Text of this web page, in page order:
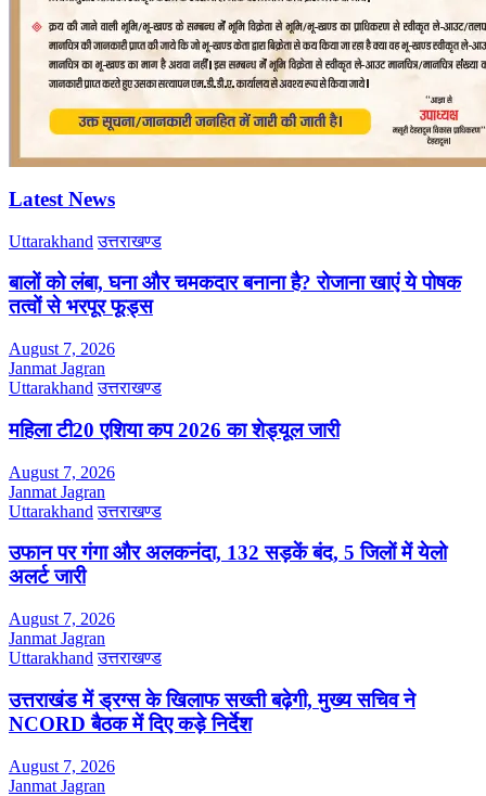
Latest News
Uttarakhand उत्तराखण्ड
बालों को लंबा, घना और चमकदार बनाना है? रोजाना खाएं ये पोषक
तत्वों से भरपूर फूड्स
August 7, 2026
Janmat Jagran
Uttarakhand उत्तराखण्ड
महिला टी20 एशिया कप 2026 का शेड्यूल जारी
August 7, 2026
Janmat Jagran
Uttarakhand उत्तराखण्ड
उफान पर गंगा और अलकनंदा, 132 सड़कें बंद, 5 जिलों में येलो
अलर्ट जारी
August 7, 2026
Janmat Jagran
Uttarakhand उत्तराखण्ड
उत्तराखंड में ड्रग्स के खिलाफ सख्ती बढ़ेगी, मुख्य सचिव ने
NCORD बैठक में दिए कड़े निर्देश
August 7, 2026
Janmat Jagran